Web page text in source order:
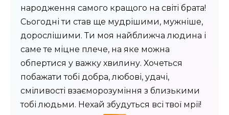
народження самого кращого на світі брата!
Сьогодні ти став ще мудрішими, мужніше,
дорослішими. Ти моя найближча людина і
саме те міцне плече, на яке можна
обпертися у важку хвилину. Хочеться
побажати тобі добра, любові, удачі,
сміливості взаєморозуміння з близькими
тобі людьми. Нехай збудуться всі твої мрії!